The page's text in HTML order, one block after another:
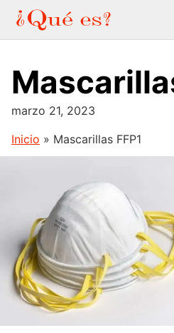
Saltar
contenido
marzo 21, 2023
Inicio » Mascarillas FFP1